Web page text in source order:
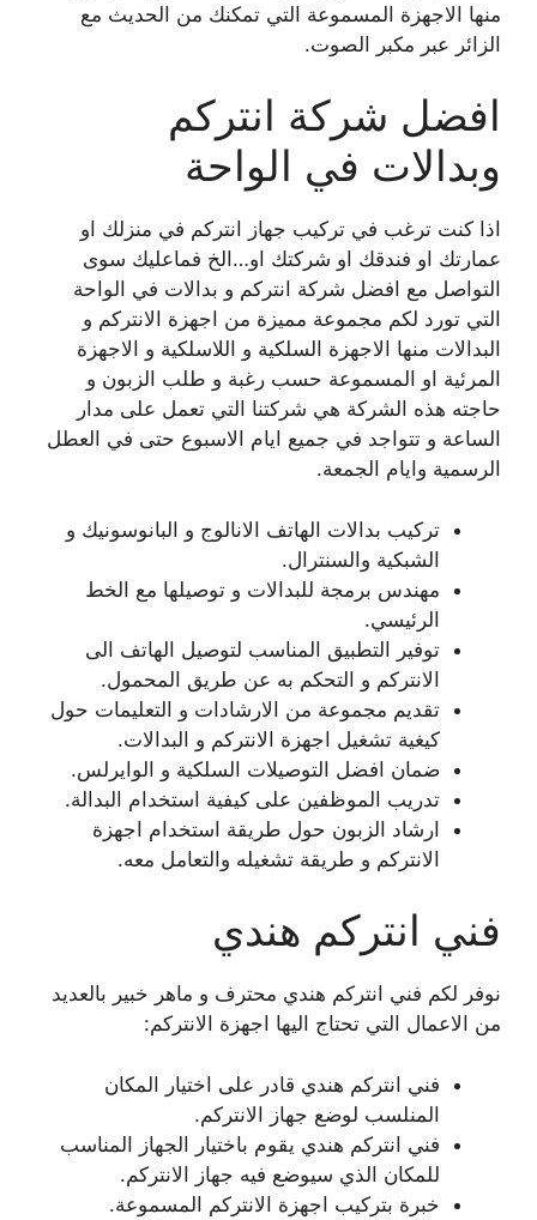
منها الاجهزة المسموعة التي تمكنك من الحديث مع
الزائر عبر مكبر الصوت.
افضل شركة انتركم
وبدالات في الواحة
اذا كنت ترغب في تركيب جهاز انتركم في منزلك او
عمارتك او فندقك او شركتك او…الخ فماعليك سوى
التواصل مع افضل شركة انتركم و بدالات في الواحة
التي تورد لكم مجموعة مميزة من اجهزة الانتركم و
البدالات منها الاجهزة السلكية و اللاسلكية و الاجهزة
المرئية او المسموعة حسب رغبة و طلب الزبون و
حاجته هذه الشركة هي شركتنا التي تعمل على مدار
الساعة و تتواجد في جميع ايام الاسبوع حتى في العطل
الرسمية وايام الجمعة.
تركيب بدالات الهاتف الانالوج و البانوسونيك و
الشبكية والسنترال.
مهندس برمجة للبدالات و توصيلها مع الخط
الرئيسي.
توفير التطبيق المناسب لتوصيل الهاتف الى
الانتركم و التحكم به عن طريق المحمول.
تقديم مجموعة من الارشادات و التعليمات حول
كيغية تشغيل اجهزة الانتركم و البدالات.
ضمان افضل التوصيلات السلكية و الوايرلس.
تدريب الموظفين على كيفية استخدام البدالة.
ارشاد الزبون حول طريقة استخدام اجهزة
الانتركم و طريقة تشغيله والتعامل معه.
فني انتركم هندي
نوفر لكم فني انتركم هندي محترف و ماهر خبير بالعديد
من الاعمال التي تحتاج اليها اجهزة الانتركم:
فني انتركم هندي قادر على اختيار المكان
المنلسب لوضع جهاز الانتركم.
فني انتركم هندي يقوم باختيار الجهاز المناسب
للمكان الذي سيوضع فيه جهاز الانتركم.
خبرة بتركيب اجهزة الانتركم المسموعة.